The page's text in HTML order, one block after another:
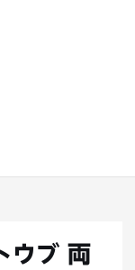
ウブ 両